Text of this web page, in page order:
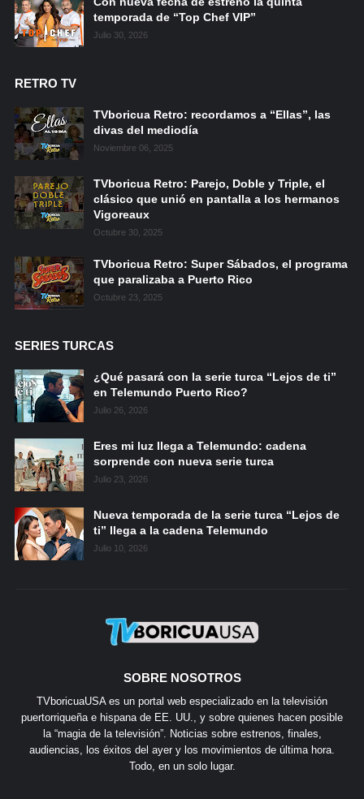
temporada de “Top Chef VIP”
Julio 30, 2026
RETRO TV
TVboricua Retro: recordamos a “Ellas”, las
divas del mediodía
Noviembre 06, 2025
TVboricua Retro: Parejo, Doble y Triple, el
clásico que unió en pantalla a los hermanos
Vigoreaux
Octubre 30, 2025
TVboricua Retro: Super Sábados, el programa
que paralizaba a Puerto Rico
Octubre 23, 2025
SERIES TURCAS
¿Qué pasará con la serie turca “Lejos de ti”
en Telemundo Puerto Rico?
Julio 26, 2026
Eres mi luz llega a Telemundo: cadena
sorprende con nueva serie turca
Julio 23, 2026
Nueva temporada de la serie turca “Lejos de
ti” llega a la cadena Telemundo
Julio 10, 2026
SOBRE NOSOTROS
TVboricuaUSA es un portal web especializado en la televisión
puertorriqueña e hispana de EE. UU., y sobre quienes hacen posible
la “magia de la televisión”. Noticias sobre estrenos, finales,
audiencias, los éxitos del ayer y los movimientos de última hora.
Todo, en un solo lugar.